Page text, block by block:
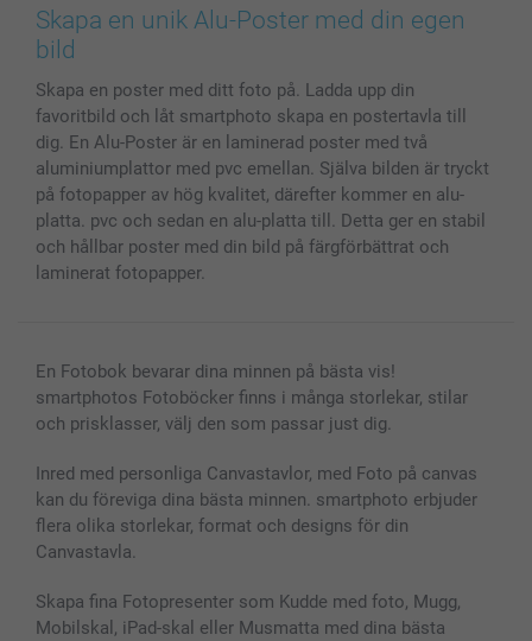
Bilder, Fotoförstoring & Fotohäften
Skal till Mobil & Surfplatta
Fotoalmanackor & Fotoagenda
Fotoramar & Tillbehör
Presentkort
Alla fotoprodukter
Cookie Policy
Sitemap
Investor Relations
smartgaranti
smartbonus
Status på beställningar
Skapa en unik Alu-Poster med din egen
bild
Skapa en poster med ditt foto på. Ladda upp din
favoritbild och låt smartphoto skapa en postertavla till
dig. En Alu-Poster är en laminerad poster med två
aluminiumplattor med pvc emellan. Själva bilden är tryckt
på fotopapper av hög kvalitet, därefter kommer en alu-
platta. pvc och sedan en alu-platta till. Detta ger en stabil
och hållbar poster med din bild på färgförbättrat och
laminerat fotopapper.
En Fotobok bevarar dina minnen på bästa vis!
smartphotos Fotoböcker finns i många storlekar, stilar
och prisklasser, välj den som passar just dig.
Inred med personliga Canvastavlor, med Foto på canvas
kan du föreviga dina bästa minnen. smartphoto erbjuder
flera olika storlekar, format och designs för din
Canvastavla.
Skapa fina Fotopresenter som Kudde med foto, Mugg,
Mobilskal, iPad-skal eller Musmatta med dina bästa